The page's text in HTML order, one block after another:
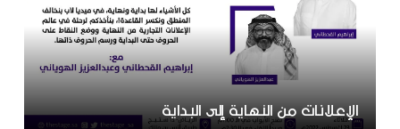
الإعلانات من النهاية إلى البداية